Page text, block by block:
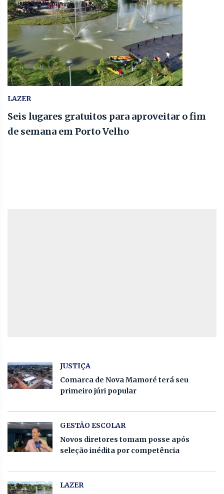
LAZER
Seis lugares gratuitos para aproveitar o fim
de semana em Porto Velho
JUSTIÇA
Comarca de Nova Mamoré terá seu
primeiro júri popular
GESTÃO ESCOLAR
Novos diretores tomam posse após
seleção inédita por competência
LAZER